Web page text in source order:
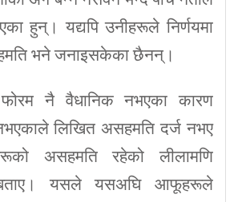
हुन्। यद्यपि उनीहरूले निर्णयमा
भने जनाइसकेका छैनन्।
फोरम नै वैधानिक नभएका कारण
लिखित असहमति दर्ज नभए
असहमति रहेको लीलामणि
यसले यसअघि आफूहरूले